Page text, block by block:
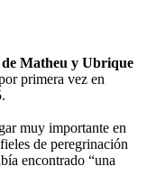
Matheu y Ubrique
primera vez en
muy importante en
de peregrinación
encontrado “una